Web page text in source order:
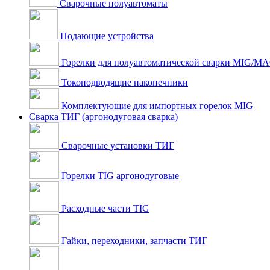
Сварочные полуавтоматы
Подающие устройства
Горелки для полуавтоматической сварки MIG/
Токоподводящие наконечники
Комплектующие для импортных горелок MIG
Сварка ТИГ (аргонодуговая сварка)
Сварочные установки ТИГ
Горелки TIG аргонодуговые
Расходные части TIG
Гайки, переходники, запчасти ТИГ